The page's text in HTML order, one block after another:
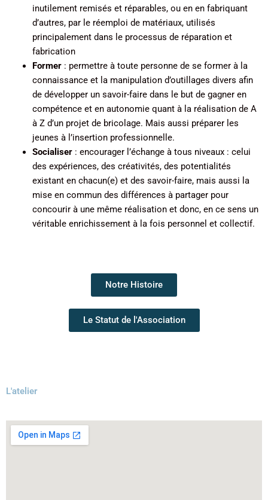
inutilement remisés et réparables, ou en en fabriquant
d’autres, par le réemploi de matériaux, utilisés
principalement dans le processus de réparation et
fabrication
Former: permettre à toute personne de se former à la
connaissance et la manipulation d’outillages divers afin
de développer un savoir-faire dans le but de gagner en
compétence et en autonomie quant à la réalisation de A
à Z d’un projet de bricolage. Mais aussi préparer les
jeunes à l’insertion professionnelle.
Socialiser: encourager l’échange à tous niveaux : celui
des expériences, des créativités, des potentialités
existant en chacun(e) et des savoir-faire, mais aussi la
mise en commun des différences à partager pour
concourir à une même réalisation et donc, en ce sens un
véritable enrichissement à la fois personnel et collectif.
Notre Histoire
Le Statut de l'Association
L'atelier